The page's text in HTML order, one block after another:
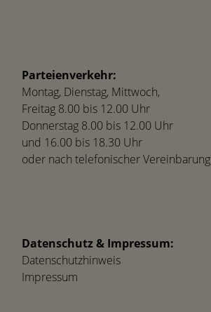
Parteienverkehr:
Montag, Dienstag, Mittwoch,
Freitag 8.00 bis 12.00 Uhr
Donnerstag 8.00 bis 12.00 Uhr
und 16.00 bis 18.30 Uhr
oder nach telefonischer Vereinbarung
Datenschutz & Impressum:
Datenschutzhinweis
Impressum